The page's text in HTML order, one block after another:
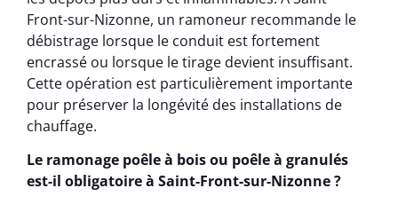
Front-sur-Nizonne, un ramoneur recommande le
débistrage lorsque le conduit est fortement
encrassé ou lorsque le tirage devient insuffisant.
Cette opération est particulièrement importante
pour préserver la longévité des installations de
chauffage.
Le ramonage poêle à bois ou poêle à granulés
est-il obligatoire à Saint-Front-sur-Nizonne ?